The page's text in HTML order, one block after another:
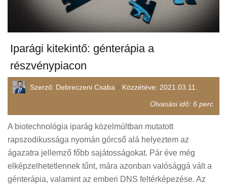
Iparági kitekintő: génterápia a
részvénypiacon
Szerző: Debreczeni Csaba Közzétéve: 2021.03.11.
Olvasási idő: 6 perc
A biotechnológia iparág közelmúltban mutatott
rapszodikussága nyomán górcső alá helyeztem az
ágazatra jellemző főbb sajátosságokat. Pár éve még
elképzelhetetlennek tűnt, mára azonban valósággá vált a
génterápia, valamint az emberi DNS feltérképezése. Az